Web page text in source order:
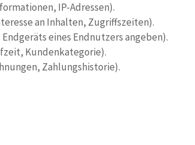
IP-Adressen).
an Inhalten, Zugriffszeiten).
eines Endnutzers angeben).
Kundenkategorie).
Zahlungshistorie).